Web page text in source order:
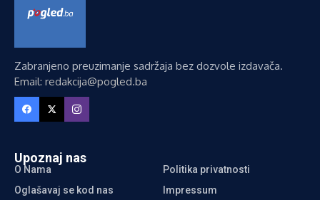
Zabranjeno preuzimanje sadržaja bez dozvole izdavača.
Email: redakcija@pogled.ba
Upoznaj nas
O Nama
Politika privatnosti
Oglašavaj se kod nas
Impressum